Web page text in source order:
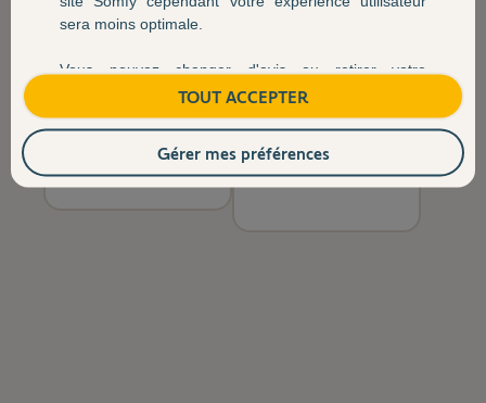
Je souhaite le
remplacer
de garage
Je souhaite la
motoriser
sera moins optimale.
Vous pouvez changer d'avis ou retirer votre
consentement à tout moment via le centre de
préférences des cookies. Pour plus d’informations,
TOUT ACCEPTER
Gérer mes préférences